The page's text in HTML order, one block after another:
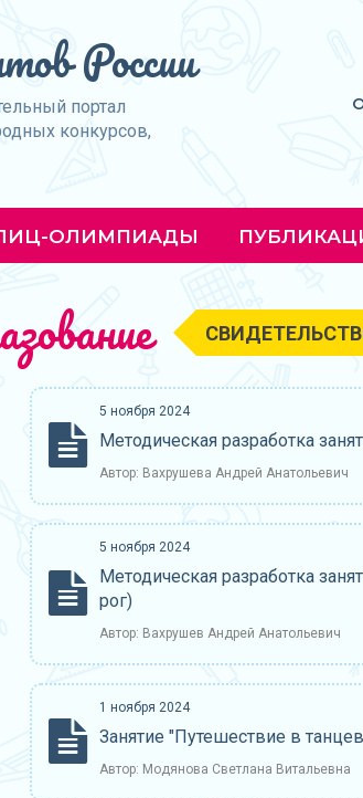
России
портал
конкурсов,
ОЛИМПИАДЫ
5 ноября 2024
Методическая разработка
Автор: Вахрушева Андрей Анатольевич
5 ноября 2024
Методическая разработка
рог)
Автор: Вахрушев Андрей Анатольевич
1 ноября 2024
Занятие "Путешествие в
Автор: Модянова Светлана Витальевна